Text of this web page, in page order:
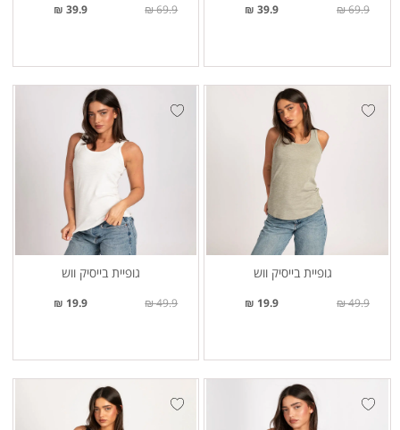
39.9 ₪ 69.9 ₪
39.9 ₪ 69.9 ₪
גופיית בייסיק ווש
19.9 ₪ 49.9 ₪
גופיית בייסיק ווש
19.9 ₪ 49.9 ₪